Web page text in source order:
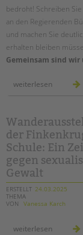
bedroht! Schreiben
an den Regierenden
und machen Sie
erhalten bleiben
Gemeinsam sind wir
weiterlesen
soziale
zukunft
unserer
stadt
der
Schule: Ein
gegen
Gewalt
ERSTELLT 24.03.2025
THEMA
VON
Vanessa Karch
weiterlesen